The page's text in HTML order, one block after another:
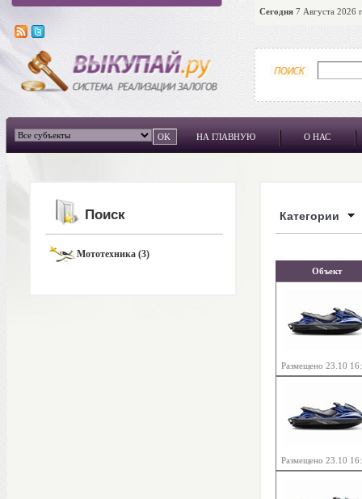
Сегодня 7 Августа 2026
НА ГЛАВНУЮ О НАС
Поиск
Мототехника (3)
Категории
Объект
Размещено 23.10
Размещено 23.10